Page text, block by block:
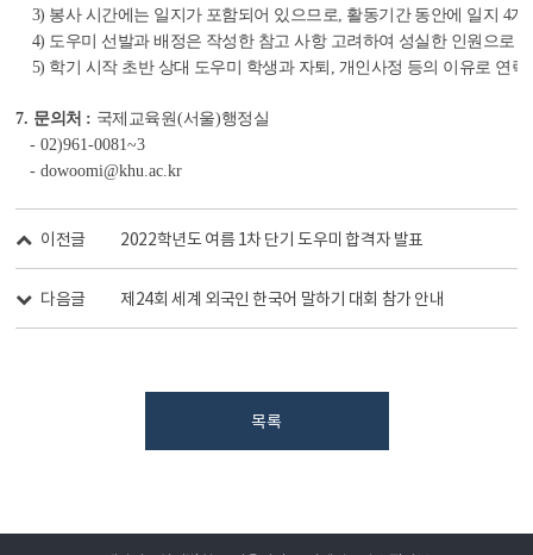
3) 봉사 시간에는 일지가 포함되어 있으므로 활동기간 동안에 일지 4개
4) 도우미 선발과 배정은 작성한 참고 사항 고려하여 성실한 인원으로
5) 학기 시작 초반 상대 도우미 학생과 자퇴 개인사정 등의 이유로 연락
7. 문의처 : 국제교육원 (서울)행정실
- 02)961-0081~3
- dowoomi@khu.ac.kr
이전글 2022학년도 여름 1차 단기 도우미 합격자 발표
다음글 제24회 세계 외국인 한국어 말하기 대회 참가 안내
목록